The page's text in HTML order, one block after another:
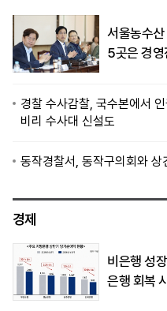
서울농수
5곳은 경영
경찰 수사감찰, 국수본에서
비리 수사대 신설도
동작경찰서, 동작구의회와
경제
비은행 성
은행 회복